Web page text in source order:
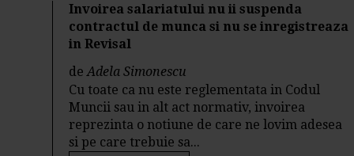
Invoirea salariatului nu ii suspenda
contractul de munca si nu se inregistreaza
in Revisal
deAdela Simonescu
Cu toate ca nu este reglementata in Codul
Muncii sau in alt act normativ, invoirea
reprezinta o notiune de care ne lovim adesea
si pe care trebuie sa...